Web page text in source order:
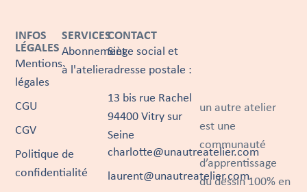
un autre atelier
est une
communauté
d’apprentissage
du dessin 100% en
SERVICES
Abonnement
à l'atelier
INFOS
LÉGALES
Mentions
légales
CGU
CGV
Politique de
confidentialité
CONTACT
Siège social et
adresse postale :
13 bis rue Rachel
94400 Vitry sur
Seine
charlotte@unautreatelier.com
laurent@unautreatelier.com